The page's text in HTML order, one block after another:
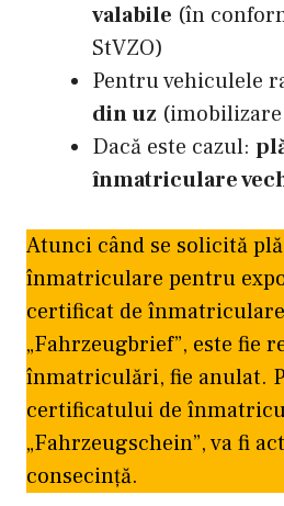
valabile (în
StVZO)
Pentru vehiculele
din uz
Dacă este cazul:
înmatriculare
Atunci când se solicită
înmatriculare pentru
certificat de
„Fahrzeugbrief”, este fie
înmatriculări, fie anulat.
certificatului de
„Fahrzeugschein”, va fi
consecință.